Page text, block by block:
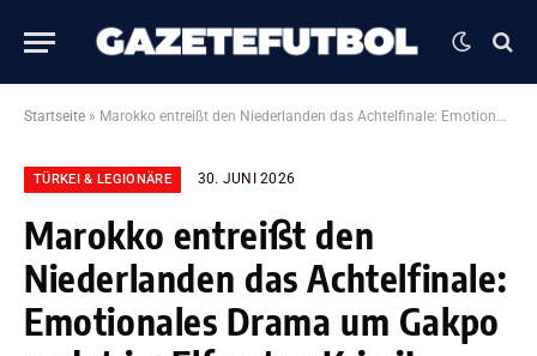
Startseite » Marokko entreißt den Niederlanden das Achtelfinale: Emotionales Drama um Gakpo endet im Elfmeter-Krimi!
TÜRKEI & LEGIONÄRE 30. JUNI 2026
Marokko entreißt den
Niederlanden das Achtelfinale:
Emotionales Drama um Gakpo